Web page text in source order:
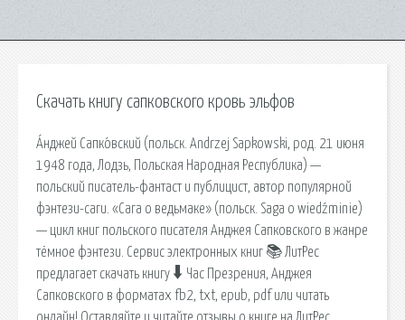
Скачать книгу сапковского кровь эльфов
А́нджей Сапко́вский (польск. Andrzej Sapkowski, род. 21 июня
1948 года, Лодзь, Польская Народная Республика) —
польский писатель-фантаст и публицист, автор популярной
фэнтези-саги. «Сага о ведьмаке» (польск. Saga o wiedźminie)
— цикл книг польского писателя Анджея Сапковского в жанре
тёмное фэнтези. Сервис электронных книг 📚 ЛитРес
предлагает скачать книгу 🠳 Час Презрения, Анджея
Сапковского в форматах fb2, txt, epub, pdf или читать
онлайн! Оставляйте и читайте отзывы о книге на ЛитРес.